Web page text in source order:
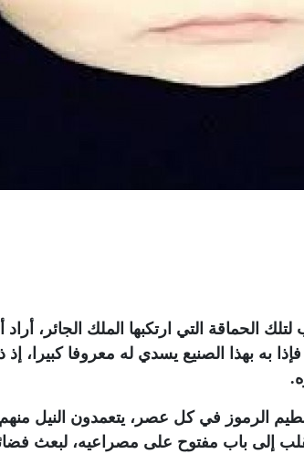
الحماقة التي ارتكبها الملك الجائر،
به بهذا الصنيع يسدي له معروفا كبيرا، إذ
.
تحطيم الرموز في كل عصر، يتعمدون النيل
إلى باب مفتوح على مصراعيه، لبعث